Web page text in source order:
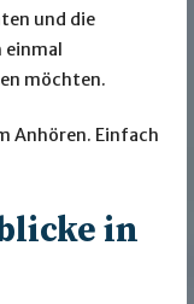
und die
einmal
möchten.
Anhören. Einfach
in